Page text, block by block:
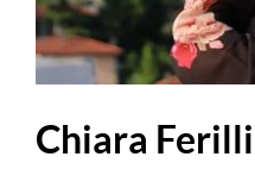
Chiara Ferilli